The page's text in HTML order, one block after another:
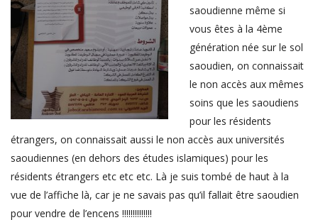
saoudienne même si
vous êtes à la 4ème
génération née sur le sol
saoudien, on connaissait
le non accès aux mêmes
soins que les saoudiens
pour les résidents
étrangers, on connaissait aussi le non accès aux universités
saoudiennes (en dehors des études islamiques) pour les
résidents étrangers etc etc etc. Là je suis tombé de haut à la
vue de l’affiche là, car je ne savais pas qu’il fallait être saoudien
pour vendre de l’encens !!!!!!!!!!!!!!